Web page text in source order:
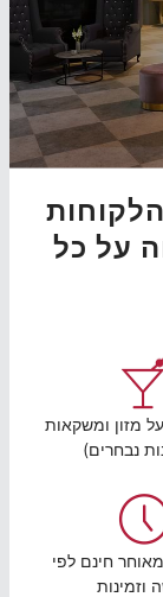
על כל
על מזון ומשקאות
נבחרים)
חינם לפי
וזמינות